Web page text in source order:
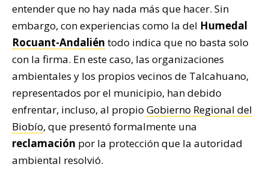
entender que no hay nada más que hacer. Sin
embargo, con experiencias como la del Humedal
Rocuant-Andalién todo indica que no basta solo
con la firma. En este caso, las organizaciones
ambientales y los propios vecinos de Talcahuano,
representados por el municipio, han debido
enfrentar, incluso, al propio Gobierno Regional del
Biobío, que presentó formalmente una
reclamación por la protección que la autoridad
ambiental resolvió.